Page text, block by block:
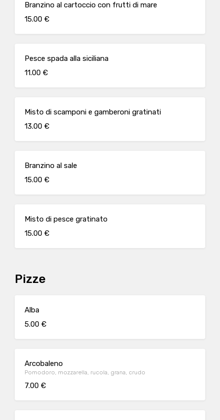
Branzino al cartoccio con frutti di mare
15.00 €
Pesce spada alla siciliana
11.00 €
Misto di scamponi e gamberoni gratinati
13.00 €
Branzino al sale
15.00 €
Misto di pesce gratinato
15.00 €
Pizze
Alba
5.00 €
Arcobaleno
Pomodoro, mozzarella, rucola, grana, crudo
7.00 €